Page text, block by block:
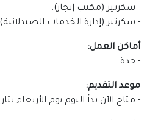
- سكرتير (مكتب إنجاز).
- سكرتير (إدارة الخدمات
أماكن العمل:
- جدة.
موعد التقديم:
- متاح الآن بدأ اليوم يوم الأربعاء بتاريخ 1447/08/02هـ الموافق 2026/